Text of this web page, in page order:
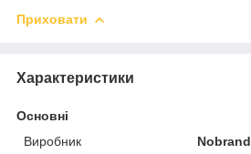
Приховати
Характеристики
Основні
Виробник
Nobrand